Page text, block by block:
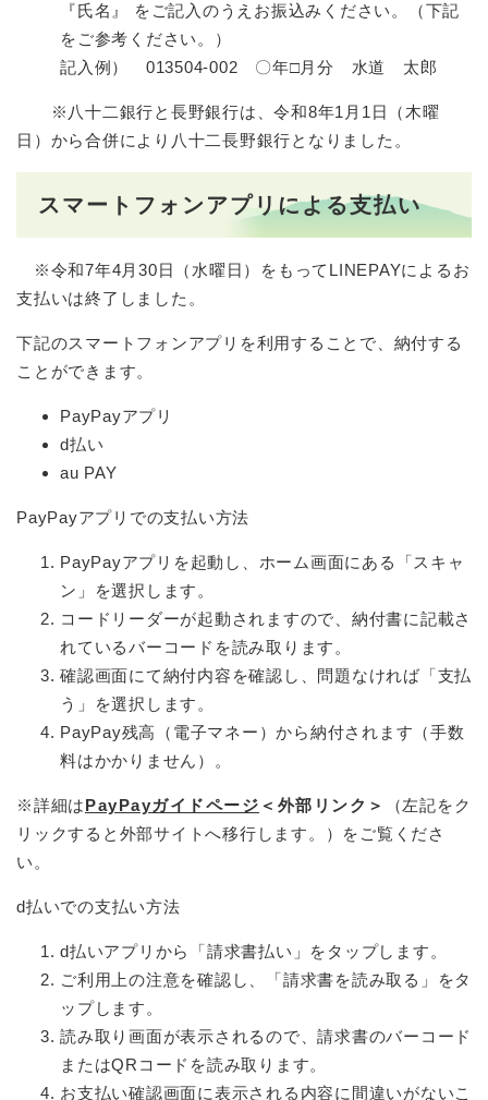
『氏名』 をご記入のうえお振込みください。（下記
をご参考ください。）
記入例） 013504-002 〇年□月分 水道 太郎
※八十二銀行と長野銀行は、令和8年1月1日（木曜
日）から合併により八十二長野銀行となりました。
スマートフォンアプリによる支払い
※令和7年4月30日（水曜日）をもってLINEPAYによるお
支払いは終了しました。
下記のスマートフォンアプリを利用することで、納付する
ことができます。
PayPayアプリ
d払い
au PAY
PayPayアプリでの支払い方法
PayPayアプリを起動し、ホーム画面にある「スキャ
ン」を選択します。
コードリーダーが起動されますので、納付書に記載さ
れているバーコードを読み取ります。
確認画面にて納付内容を確認し、問題なければ「支払
う」を選択します。
PayPay残高（電子マネー）から納付されます（手数
料はかかりません）。
※詳細はPayPayガイドページ ＜外部リンク＞
（左記をク
リックすると外部サイトへ移行します。）をご覧くださ
い。
d払いでの支払い方法
d払いアプリから「請求書払い」をタップします。
ご利用上の注意を確認し、「請求書を読み取る」をタ
ップします。
読み取り画面が表示されるので、請求書のバーコード
またはQRコードを読み取ります。
お支払い確認画面に表示される内容に間違いがないこ